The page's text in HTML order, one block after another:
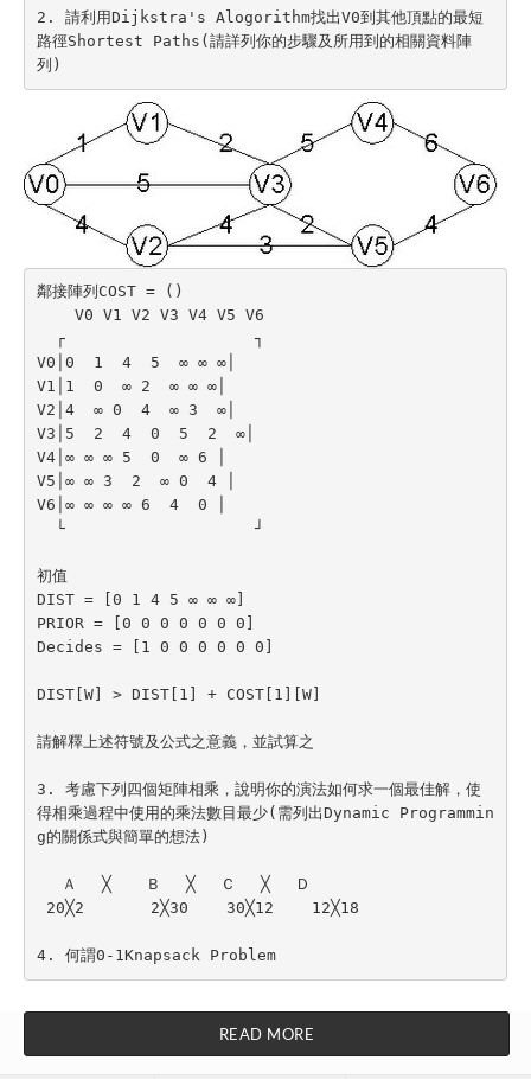
2. 請利用Dijkstra's Alogorithm找出V0到其他頂點的最短
路徑Shortest Paths(請詳列你的步驟及所用到的相關資料陣
列)
鄰接陣列COST = ()
V0│0  1  4  5  ∞ ∞ ∞│
V1│1  0  ∞ 2  ∞ ∞ ∞│
V2│4  ∞ 0  4  ∞ 3  ∞│
V3│5  2  4  0  5  2  ∞│
V4│∞ ∞ ∞ 5  0  ∞ 6 │
V5│∞ ∞ 3  2  ∞ 0  4 │
V6│∞ ∞ ∞ ∞ 6  4  0 │
初值
DIST = [0 1 4 5 ∞ ∞ ∞]
PRIOR = [0 0 0 0 0 0 0]
Decides = [1 0 0 0 0 0 0]
DIST[W] > DIST[1] + COST[1][W]
請解釋上述符號及公式之意義，並試算之
3. 考慮下列四個矩陣相乘，說明你的演法如何求一個最佳解，使
得相乘過程中使用的乘法數目最少(需列出Dynamic Programmin
g的關係式與簡單的想法)
4. 何謂0-1Knapsack Problem
READ MORE